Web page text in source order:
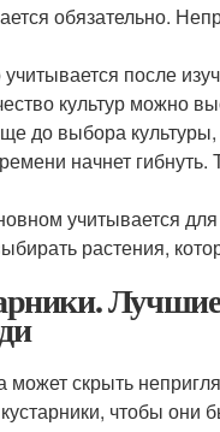
обязательно.
после
культур можно
до выбора
начнет
учитывается
растения,
скрыть
чтобы они